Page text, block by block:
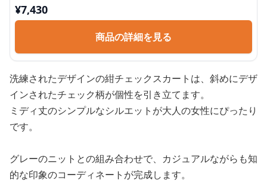
¥7,430
商品の詳細を見る
洗練されたデザインの紺チェックスカートは、斜めにデザ
インされたチェック柄が個性を引き立てます。
ミディ丈のシンプルなシルエットが大人の女性にぴったり
です。
グレーのニットとの組み合わせで、カジュアルながらも知
的な印象のコーディネートが完成します。